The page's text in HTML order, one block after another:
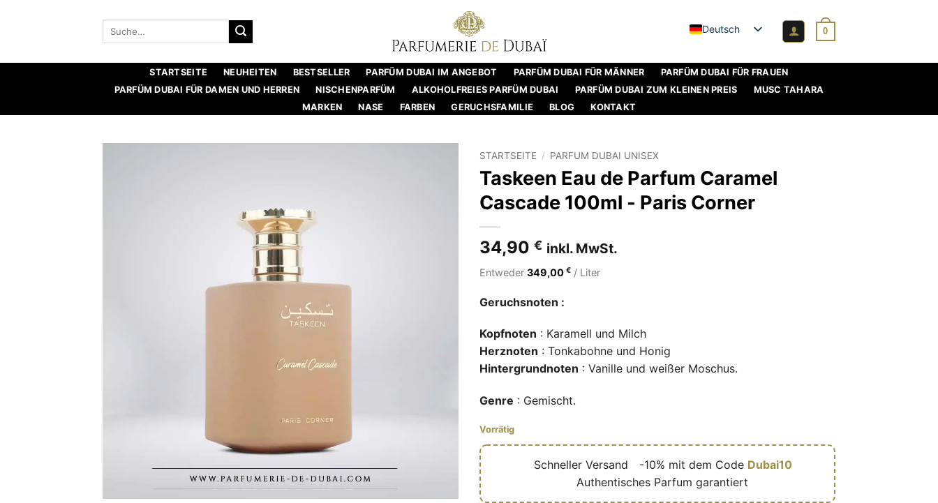
Suche
Deutsch 0
STARTSEITE NEUHEITEN BESTSELLER PARFÜM DUBAI IM ANGEBOT PARFÜM DUBAI FÜR MÄNNER
PARFÜM DUBAI FÜR FRAUEN
PARFÜM DUBAI FÜR DAMEN UND HERREN
NISCHENPARFÜM ALKOHOLFREIES PARFÜM DUBAI PARFÜM DUBAI ZUM KLEINEN PREIS
MUSC TAHARA
MARKEN
NASE FARBEN GERUCHSFAMILIE BLOG KONTAKT
STARTSEITE / PARFUM DUBAI UNISEX
Taskeen Eau de Parfum Caramel
Cascade 100ml - Paris Corner
34,90 € inkl. MwSt.
Entweder 349,00 € / Liter
Geruchsnoten :
Kopfnoten : Karamell und Milch
Herznoten : Tonkabohne und Honig
Hintergrundnoten : Vanille und weißer Moschus.
Genre : Gemischt.
Vorrätig
Schneller Versand -10% mit dem Code Dubai10
Authentisches Parfum garantiert